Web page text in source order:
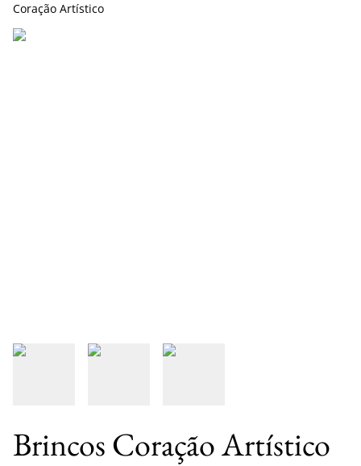
Coração Artístico
Brincos Coração Artístico